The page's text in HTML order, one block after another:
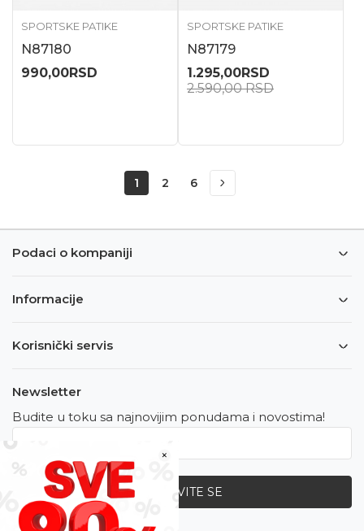
×
SPORTSKE PATIKE
N87180
990,00RSD
SPORTSKE PATIKE
N87179
1.295,00RSD
2.590,00RSD
1 2 6
Podaci o kompaniji
Informacije
Korisnički servis
Newsletter
Budite u toku sa najnovijim ponudama i novostima!
PRIJAVITE SE